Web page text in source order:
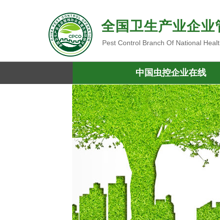
全国卫生产业企
Pest Control Branch Of National
中国虫控企业在线